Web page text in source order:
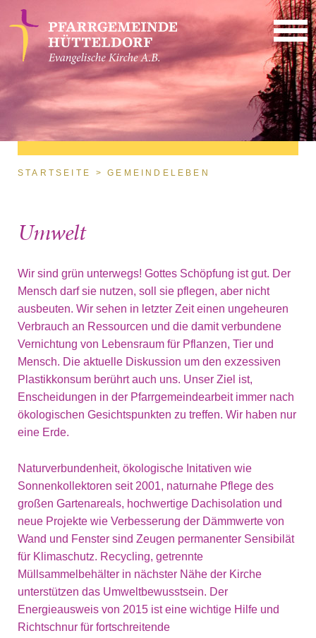
Direkt zum Inhalt
Sie sind hier
STARTSEITE GEMEINDELEBEN
Umwelt
Wir sind grün unterwegs! Gottes Schöpfung ist gut. Der
Mensch darf sie nutzen, soll sie pflegen, aber nicht
ausbeuten. Wir sehen in letzter Zeit einen ungeheuren
Verbrauch an Ressourcen und die damit verbundene
Vernichtung von Lebensraum für Pflanzen, Tier und
Mensch. Die aktuelle Diskussion um den exzessiven
Plastikkonsum berührt auch uns. Unser Ziel ist,
Enscheidungen in der Pfarrgemeindearbeit immer nach
ökologischen Gesichtspunkten zu treffen. Wir haben nur
eine Erde.
Naturverbundenheit, ökologische Initativen wie
Sonnenkollektoren seit 2001, naturnahe Pflege des
großen Gartenareals, hochwertige Dachisolation und
neue Projekte wie Verbesserung der Dämmwerte von
Wand und Fenster sind Zeugen permanenter Sensibilät
für Klimaschutz. Recycling, getrennte
Müllsammelbehälter in nächster Nähe der Kirche
unterstützen das Umweltbewusstsein. Der
Energieausweis von 2015 ist eine wichtige Hilfe und
Richtschnur für fortschreitende